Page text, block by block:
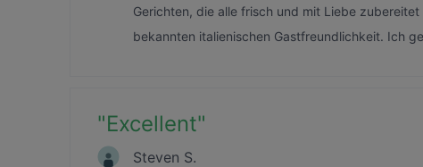
Gerichten, die alle frisch und mit Liebe
bekannten italienischen Gastfreundlichkeit. Ich
"Excellent"
Steven S.